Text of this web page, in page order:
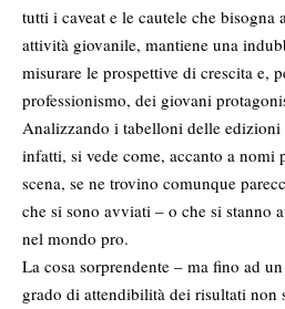
tutti i caveat e le cautele che bisogna
attività giovanile, mantiene una
misurare le prospettive di crescita e,
professionismo, dei giovani
Analizzando i tabelloni delle edizioni
infatti, si vede come, accanto a nomi
scena, se ne trovino comunque
che si sono avviati – o che si stanno
nel mondo pro.
La cosa sorprendente – ma fino ad
grado di attendibilità dei risultati non